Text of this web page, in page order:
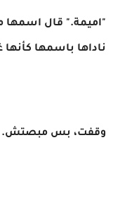
"اميمة." قال اسمها
ناداها باسمها كأنها
وقفت، بس مبصتش.